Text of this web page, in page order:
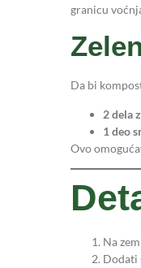
granicu
Da bi
2 dela
1 deo
Ovo
Na
Dodati